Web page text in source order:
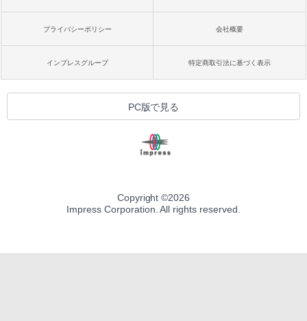
プライバシーポリシー 会社概要
インプレスグループ 特定商取引法に基づく表示
PC版で見る
Copyright ©2026
Impress Corporation. All rights reserved.